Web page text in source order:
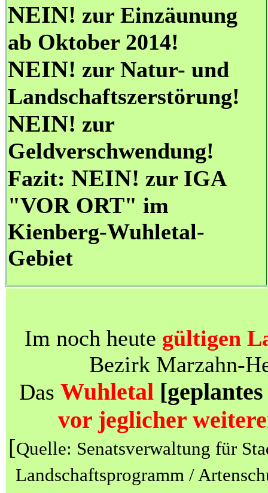
NEIN! zur Einzäunung
ab Oktober 2014!
NEIN! zur Natur- und
Landschaftszerstörung!
NEIN! zur
Geldverschwendung!
Fazit: NEIN! zur IGA
"VOR ORT" im
Kienberg-Wuhletal-
Gebiet
Im noch heute gültigen
Bezirk Marzahn-
Das Wuhletal
vor jeglicher
[Quelle: Senatsverwaltung für
Landschaftsprogramm /